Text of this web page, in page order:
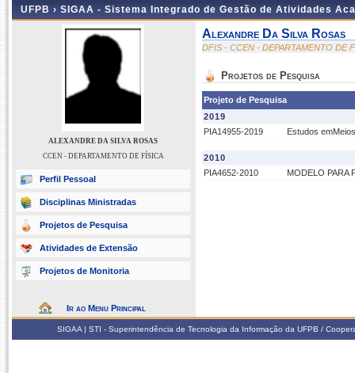
UFPB › SIGAA - Sistema Integrado de Gestão de Atividades
ALEXANDRE DA SILVA ROSAS
CCEN - DEPARTAMENTO DE FÍSICA
Perfil Pessoal
Disciplinas Ministradas
Projetos de Pesquisa
Atividades de Extensão
Projetos de Monitoria
Ir ao Menu Principal
Alexandre Da Silva Rosas
DFIS - CCEN - DEPARTAMENTO DE
Projetos de Pesquisa
Projeto de Pesquisa
2019
PIA14955-2019
Estudos
2010
PIA4652-2010
MODELO PARA
SIGAA | STI - Superintendência de Tecnologia da Informação da UFPB /